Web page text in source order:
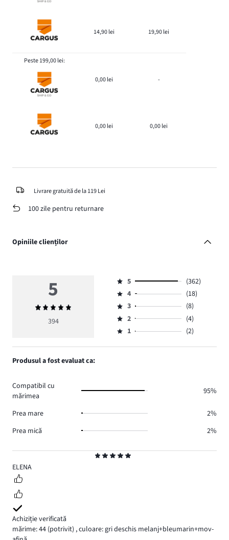
14,90 lei 19,90 lei
Peste 199,00 lei:
0,00 lei -
0,00 lei 0,00 lei
Livrare gratuită de la 119 Lei
100 zile pentru returnare
Opiniile clienților
5
ELENA
Achiziție verificată
mărime: 44 (potrivit) ,culoare: gri deschis melanj+bleumarin+mov-
5
Evaluarea
medie
394
Evaluare
5,
numărul
de
voturi
362.
5
(362)
Evaluare
4,
numărul
de
18.
4
(18)
Evaluare
3,
numărul
3
(8)
Evaluare
2,
2
(4)
Evaluare
1,
1 (2)
Produsul a fost evaluat ca:
Compatibil cu
mărimea
95%
Prea mare
2%
Prea mică
2%